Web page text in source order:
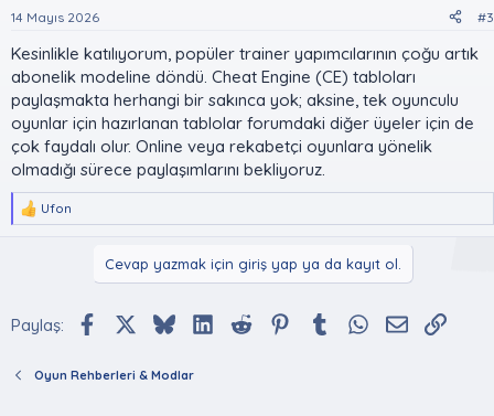
14 Mayıs 2026 #3
Kesinlikle katılıyorum, popüler trainer yapımcılarının çoğu artık
abonelik modeline döndü. Cheat Engine (CE) tabloları
paylaşmakta herhangi bir sakınca yok; aksine, tek oyunculu
oyunlar için hazırlanan tablolar forumdaki diğer üyeler için de
çok faydalı olur. Online veya rekabetçi oyunlara yönelik
olmadığı sürece paylaşımlarını bekliyoruz.
T
e
Ufon
Cevap yazmak için giriş yap ya da kayıt ol.
Paylaş: FacebookX (Twitter)
BlueskyLinkedIn
Reddit Pinterest
TumblrWhatsApp
E-posta
Oyun Rehberleri & Modlar